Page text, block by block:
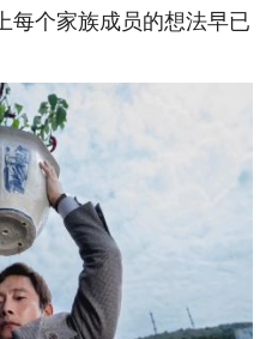
每个家族成员的想法早已